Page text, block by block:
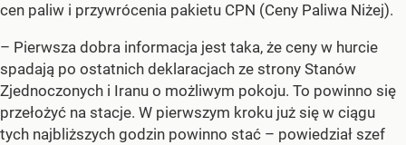
cen paliw i przywrócenia pakietu CPN (Ceny Paliwa Niżej).
– Pierwsza dobra informacja jest taka, że ceny w hurcie
spadają po ostatnich deklaracjach ze strony Stanów
Zjednoczonych i Iranu o możliwym pokoju. To powinno się
przełożyć na stacje. W pierwszym kroku już się w ciągu
tych najbliższych godzin powinno stać – powiedział szef